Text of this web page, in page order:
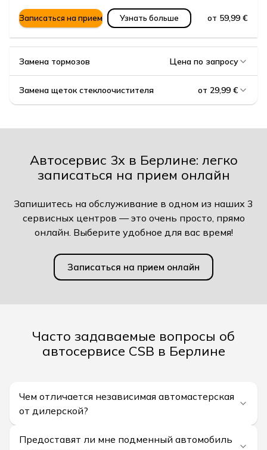
Записаться на прием Узнать больше от 59,99 €
Замена тормозов Цена по запросу
Замена щеток стеклоочистителя от 29,99 €
Автосервис 3x в Берлине: легко
записаться на прием онлайн
Запишитесь на обслуживание в одном из наших 3
сервисных центров — это очень просто, прямо
онлайн. Выберите удобное для вас время!
Записаться на прием онлайн
Часто задаваемые вопросы об
автосервисе CSB в Берлине
Чем отличается независимая автомастерская
от дилерской?
Предоставят ли мне подменный автомобиль